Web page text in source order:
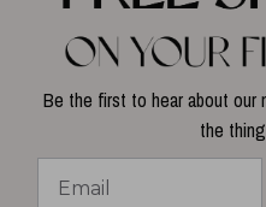
Be the first to hear about our
the